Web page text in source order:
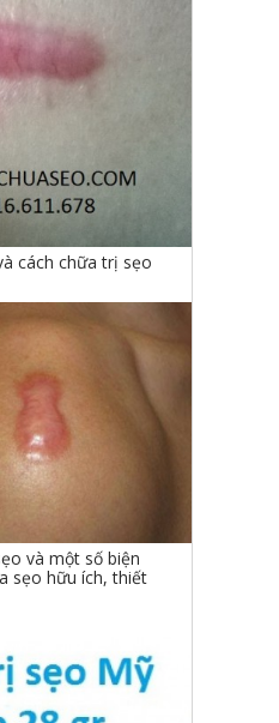
cách chữa trị sẹo
và một số biện
sẹo hữu ích, thiết